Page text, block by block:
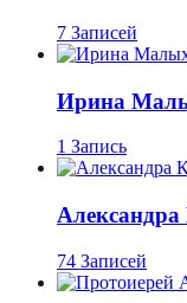
7 Записей
Ирина
1 Запись
74 Записей